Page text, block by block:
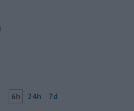
6h 24h 7d